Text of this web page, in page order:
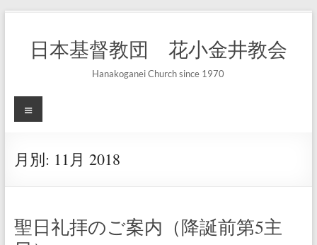
日本基督教団 花小金井教会
Hanakoganei Church since 1970
メ
ニ
ー
月別: 11月 2018
聖日礼拝のご案内（降誕前第5主